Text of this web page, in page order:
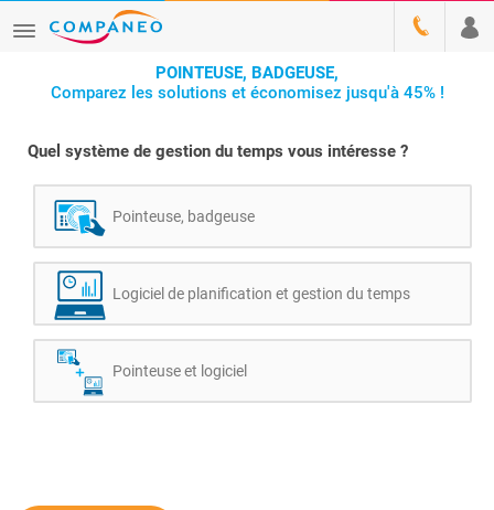
POINTEUSE, BADGEUSE,
Comparez les solutions et économisez jusqu'à 45% !
Quel système de gestion du temps vous intéresse ?
Pointeuse, badgeuse
Logiciel de planification et gestion du temps
Pointeuse et logiciel